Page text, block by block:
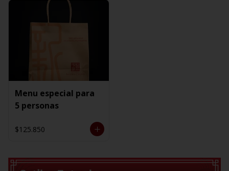
Menu especial para
5 personas
$125.850